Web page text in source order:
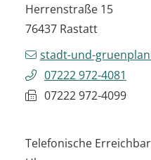
Herrenstraße 15
76437 Rastatt
stadt-und-
07222 972-4081
07222 972-4099
Telefonische